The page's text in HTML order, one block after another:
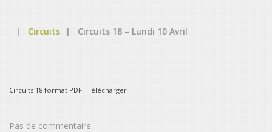
| Circuits | Circuits 18 – Lundi 10 Avril
Circuits 18 format PDF Télécharger
Pas de commentaire.